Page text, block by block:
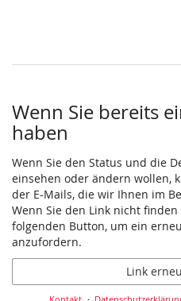
Wenn Sie bereits
haben
Wenn Sie den Status und die
einsehen oder ändern wollen,
der E-Mails, die wir Ihnen im
Wenn Sie den Link nicht
folgenden Button, um ein
anzufordern.
Link